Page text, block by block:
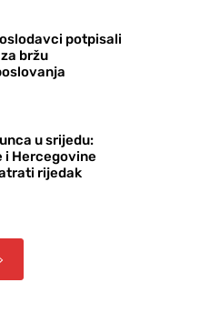
potpisali
bržu
u srijedu:
i Hercegovine
rijedak